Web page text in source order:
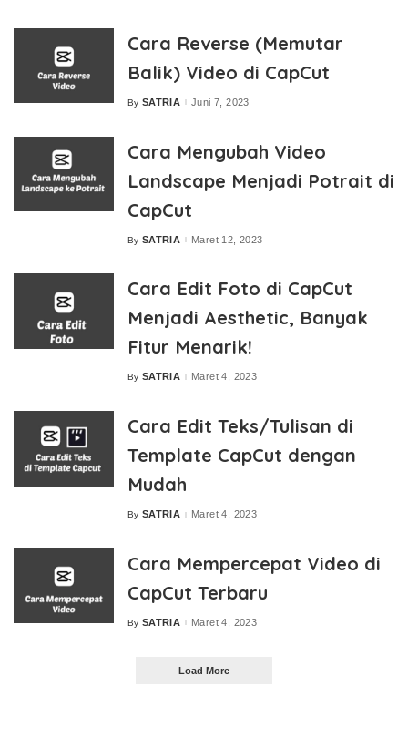
Cara Reverse (Memutar
Balik) Video di CapCut
Posted
By SATRIA Juni 7, 2023
Cara Mengubah Video
Landscape Menjadi Potrait di
CapCut
Posted
By SATRIA Maret 12, 2023
Cara Edit Foto di CapCut
Menjadi Aesthetic, Banyak
Fitur Menarik!
Posted
By SATRIA Maret 4, 2023
Cara Edit Teks/Tulisan di
Template CapCut dengan
Mudah
Posted
By SATRIA Maret 4, 2023
Cara Mempercepat Video di
CapCut Terbaru
Posted
By SATRIA Maret 4, 2023
Load More